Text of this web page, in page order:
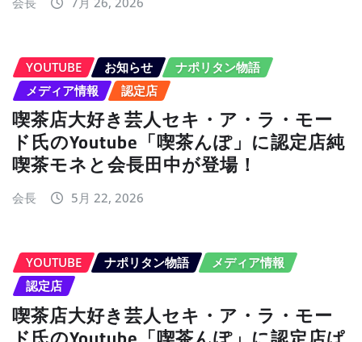
YOUTUBE お知らせ
ナポリタン物語
メディア情報
認定店
喫茶店大好き芸人セキ・ア・ラ・モー
ド氏のYoutube「喫茶んぽ」に認定店純
喫茶モネと会長田中が登場！
会長 5月 22, 2026
YOUTUBE ナポリタン物語
メディア情報
認定店
喫茶店大好き芸人セキ・ア・ラ・モー